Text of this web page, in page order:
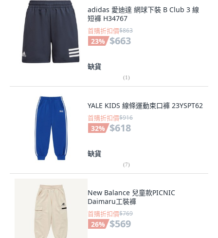
adidas 愛迪達 網球下裝 B Club 3 線
短褲 H34767
首購折扣價$863
23% $663
缺貨
(1)
YALE KIDS 線條運動束口褲 23YSPT62
首購折扣價$916
32% $618
缺貨
(7)
New Balance 兒童款PICNIC
Daimaru工裝褲
首購折扣價$769
26% $569